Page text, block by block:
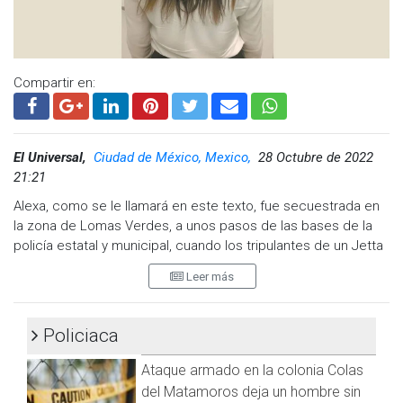
Compartir en:
El Universal, Ciudad de México, Mexico, 28 Octubre de 2022
21:21
Alexa, como se le llamará en este texto, fue secuestrada en
la zona de Lomas Verdes, a unos pasos de las bases de la
policía estatal y municipal, cuando los tripulantes de un Jetta
de color rojo le dieron un “cerrón” y se atravesaron frente a
su auto, impidiéndole el paso, ante la vista de otros
automovilistas y personas que caminaban por ahí.
Para la conductora fueron 16 horas de terror en las que logró
escapar de sus captores de una casa de seguridad ubicada
entre milpas en el municipio de Metepec, cuando la
adrenalina invadió su cuerpo al escuchar que ella y otras
Leer más
Policiaca
Ataque armado en la colonia Colas
del Matamoros deja un hombre sin